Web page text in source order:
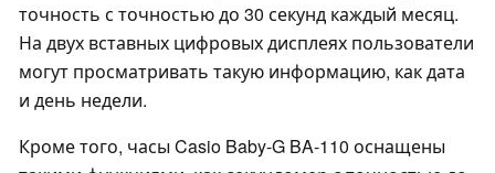
точность с точностью до 30 секунд каждый месяц.
На двух вставных цифровых дисплеях пользователи
могут просматривать такую информацию, как дата
и день недели.
Кроме того, часы Casio Baby-G BA-110 оснащены